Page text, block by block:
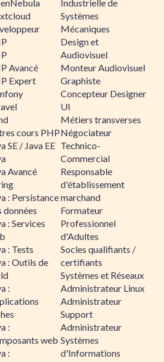
Avancé
Expert
cours PHP
SE / Java EE
Avancé
: Persistance
données
: Services
: Tests
: Outils de
:
:
web
:
Industrielle de
Systèmes
Mécaniques
Design et
Audiovisuel
Monteur Audiovisuel
Graphiste
Concepteur Designer
UI
Métiers transverses
Négociateur
Technico-
Commercial
Responsable
d'établissement
marchand
Formateur
Professionnel
d'Adultes
Socles qualifiants /
certifiants
Systèmes et Réseaux
Administrateur Linux
Administrateur
Support
Administrateur
Systèmes
d'Informations